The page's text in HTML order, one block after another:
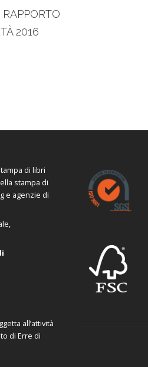
2016
di libri
stampa di
e agenzie di
all’attività
di Erre di